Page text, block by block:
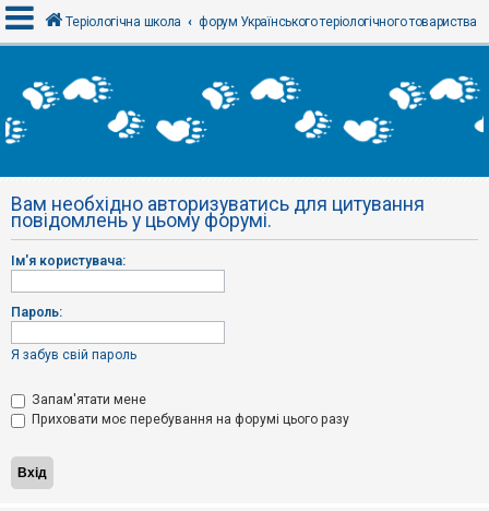
х
і
Р
е
с
р
а
ц
я
Т
е
и
б
е
Теріологічна школа форум Українського теріологічного товариства
Вам необхідно авторизуватись для цитування
повідомлень у цьому форумі.
Ім'я користувача:
Пароль:
Я забув свій пароль
Запам'ятати мене
Приховати моє перебування на форумі цього разу